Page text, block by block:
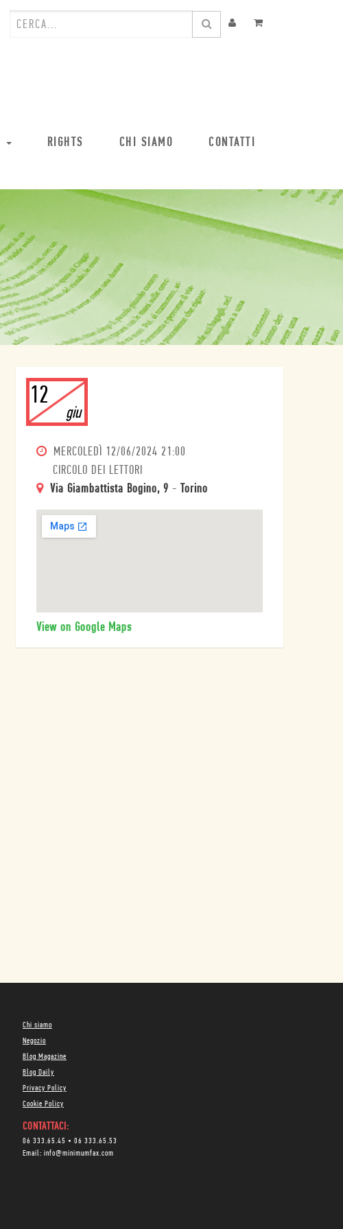
RIGHTS CHI SIAMO CONTATTI
12
giu
MERCOLEDÌ 12/06/2024 21:00
CIRCOLO DEI LETTORI
Via Giambattista Bogino, 9 - Torino
View on Google Maps
Chi siamo
Negozio
Blog Magazine
Blog Daily
Privacy Policy
Cookie Policy
CONTATTACI:
06 333.65.45 • 06 333.65.53
Email: info@minimumfax.com